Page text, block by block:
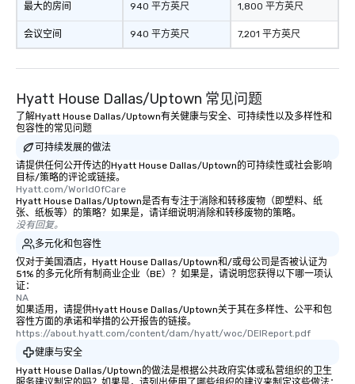
最大的房间
会议空间
940 平方英尺
940 平方英尺
1,800 平方英尺
7,201 平方英尺
Hyatt House Dallas/Uptown 常见问题
了解Hyatt House Dallas/Uptown有关健康与安全、可持续性以及多样性和
包容性的常见问题
可持续发展的做法
请提供任何公开传达的Hyatt House Dallas/Uptown的可持续性或社会影响
目标/策略的评论或链接。
Hyatt.com/WorldOfCare
Hyatt House Dallas/Uptown是否有专注于消除和转移废物（即塑料、纸
张、纸板等）的策略？如果是，请详细说明消除和转移废物的策略。
没有回复。
多元化和包容性
仅对于美国酒店，Hyatt House Dallas/Uptown和/或母公司是否被认证为
51% 的多元化所有制商业企业（BE）？如果是，请说明您获得以下哪一项认
证：
NA
如果适用，请提供Hyatt House Dallas/Uptown关于其在多样性、公平和包
容性方面的承诺和举措的公开报告的链接。
https://about.hyatt.com/content/dam/hyatt/woc/DEIReport.pdf
健康与安全
Hyatt House Dallas/Uptown的做法是根据公共政府实体或私营组织的卫生